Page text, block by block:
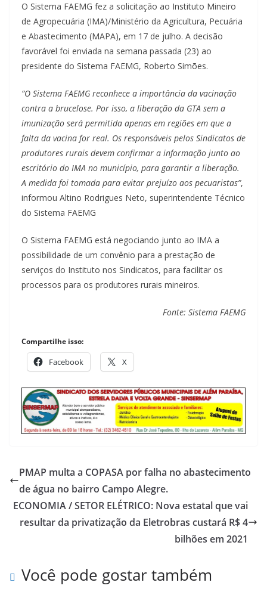
O Sistema FAEMG fez a solicitação ao Instituto Mineiro
de Agropecuária (IMA)/Ministério da Agricultura, Pecuária
e Abastecimento (MAPA), em 17 de julho. A decisão
favorável foi enviada na semana passada (23) ao
presidente do Sistema FAEMG, Roberto Simões.
“O Sistema FAEMG reconhece a importância da vacinação
contra a brucelose. Por isso, a liberação da GTA sem a
imunização será permitida apenas em regiões em que a
falta da vacina for real. Os responsáveis pelos Sindicatos de
produtores rurais devem confirmar a informação junto ao
escritório do IMA no município, para garantir a liberação.
A medida foi tomada para evitar prejuízo aos pecuaristas”,
informou Altino Rodrigues Neto, superintendente Técnico
do Sistema FAEMG
O Sistema FAEMG está negociando junto ao IMA a
possibilidade de um convênio para a prestação de
serviços do Instituto nos Sindicatos, para facilitar os
processos para os produtores rurais mineiros.
Fonte: Sistema FAEMG
Compartilhe isso:
Facebook X
PMAP multa a COPASA por falha no abastecimento
de água no bairro Campo Alegre.
ECONOMIA / SETOR ELÉTRICO: Nova estatal que vai
resultar da privatização da Eletrobras custará R$ 4
bilhões em 2021
Você pode gostar também